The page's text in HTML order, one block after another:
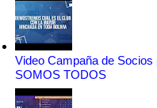
Video Campaña de
SOMOS TODOS